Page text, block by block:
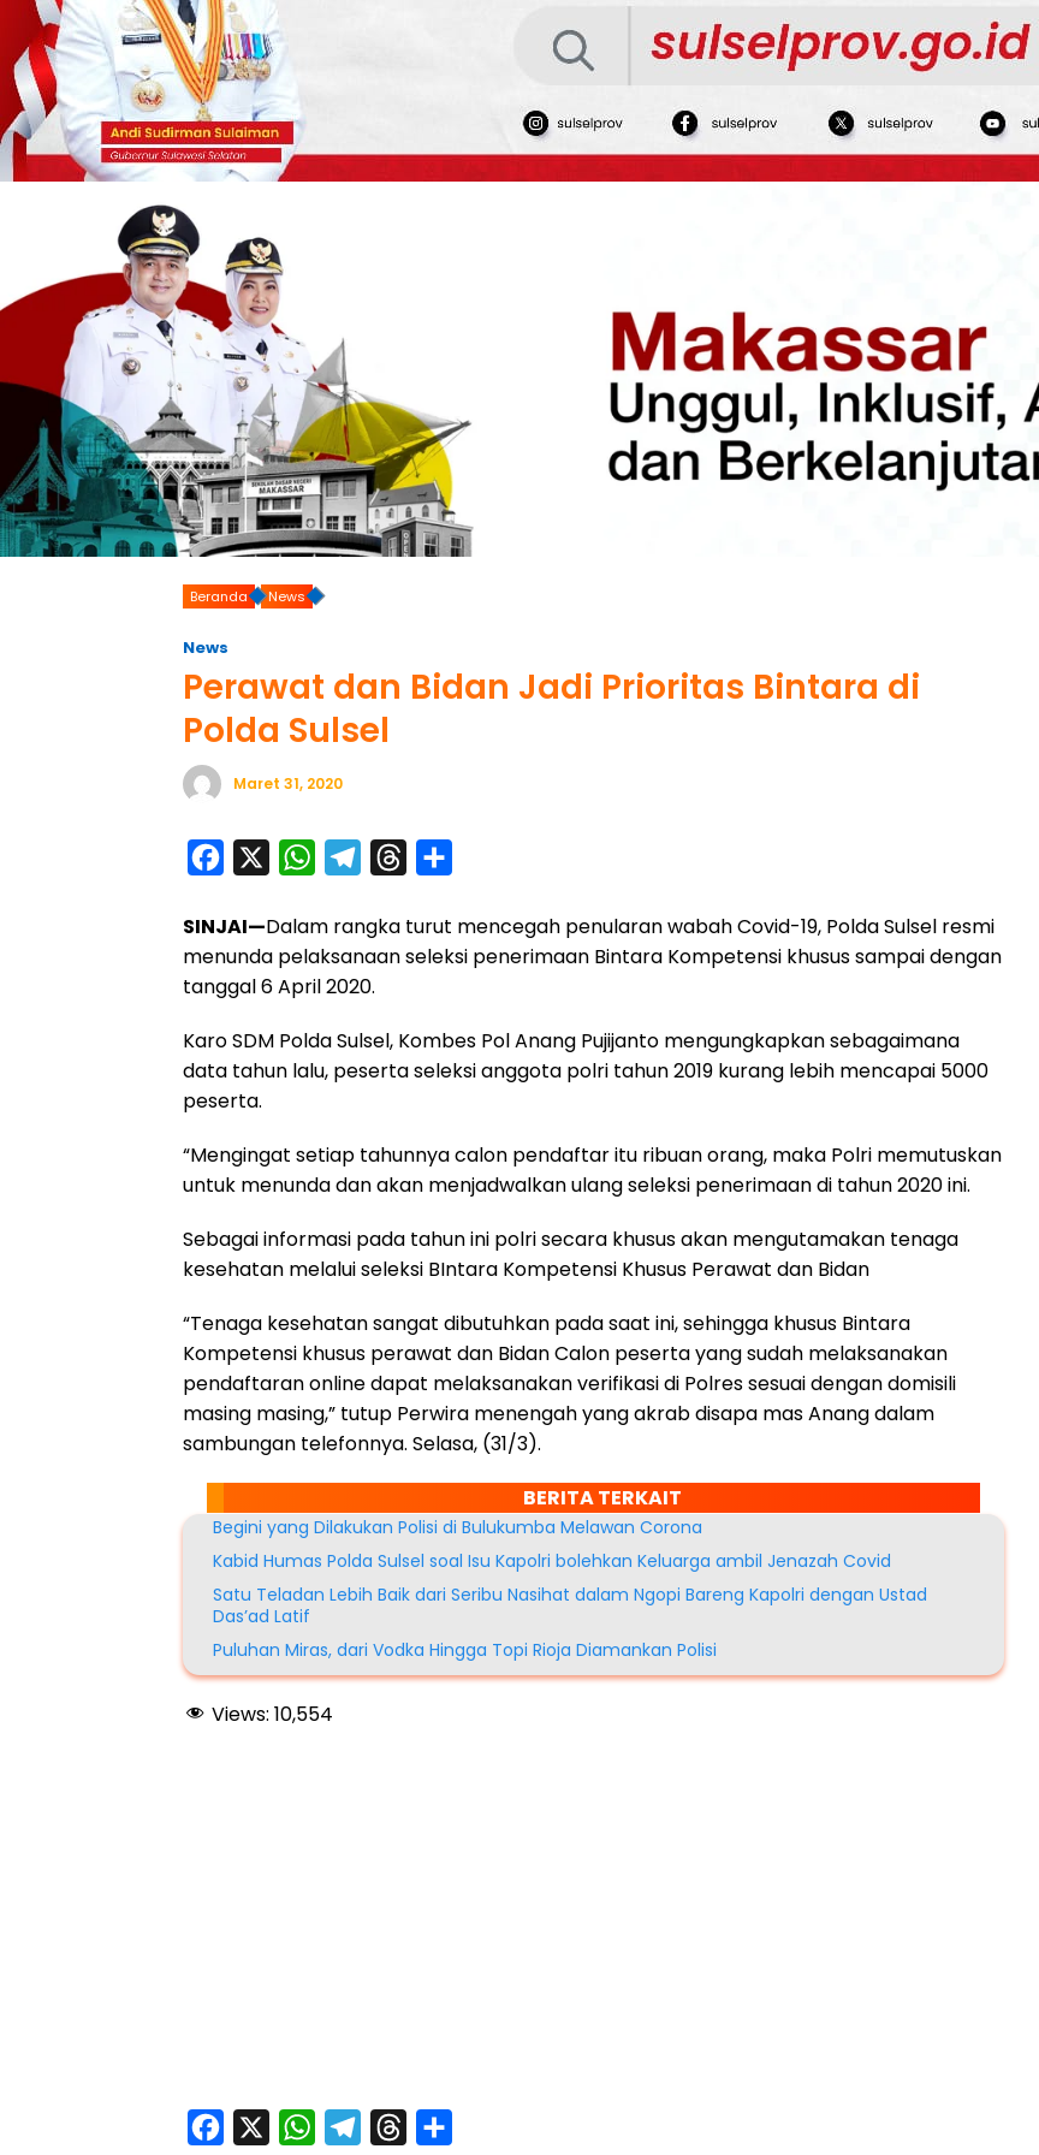
Beranda News
News
Perawat dan Bidan Jadi Prioritas Bintara di
Polda Sulsel
Maret 31, 2020
c
e
b
o
o
k
W
a
t
s
A
p
l
e
g
r
a
r
e
d
s
a
r
SINJAI—Dalam rangka turut mencegah penularan wabah Covid-19, Polda Sulsel resmi
menunda pelaksanaan seleksi penerimaan Bintara Kompetensi khusus sampai dengan
tanggal 6 April 2020.
Karo SDM Polda Sulsel, Kombes Pol Anang Pujijanto mengungkapkan sebagaimana
data tahun lalu, peserta seleksi anggota polri tahun 2019 kurang lebih mencapai 5000
peserta.
“Mengingat setiap tahunnya calon pendaftar itu ribuan orang, maka Polri memutuskan
untuk menunda dan akan menjadwalkan ulang seleksi penerimaan di tahun 2020 ini.
Sebagai informasi pada tahun ini polri secara khusus akan mengutamakan tenaga
kesehatan melalui seleksi BIntara Kompetensi Khusus Perawat dan Bidan
“Tenaga kesehatan sangat dibutuhkan pada saat ini, sehingga khusus Bintara
Kompetensi khusus perawat dan Bidan Calon peserta yang sudah melaksanakan
pendaftaran online dapat melaksanakan verifikasi di Polres sesuai dengan domisili
masing masing,” tutup Perwira menengah yang akrab disapa mas Anang dalam
sambungan telefonnya. Selasa, (31/3).
BERITA TERKAIT
Begini yang Dilakukan Polisi di Bulukumba Melawan Corona
Kabid Humas Polda Sulsel soal Isu Kapolri bolehkan Keluarga ambil Jenazah Covid
Satu Teladan Lebih Baik dari Seribu Nasihat dalam Ngopi Bareng Kapolri dengan Ustad
Das’ad Latif
Puluhan Miras, dari Vodka Hingga Topi Rioja Diamankan Polisi
Views: 10,554
W